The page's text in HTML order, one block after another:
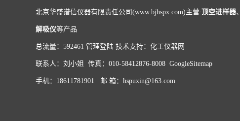
北京华盛谱信仪器有限责任公司(www.bjhspx.com)主营:顶空进样器、
解吸仪等产品
总流量：592461 管理登陆 技术支持： 化工仪器网
联系人：刘小姐 传真：010-58412876-8008 GoogleSitemap
手机：18611781901 邮 箱：hspuxin@163.com